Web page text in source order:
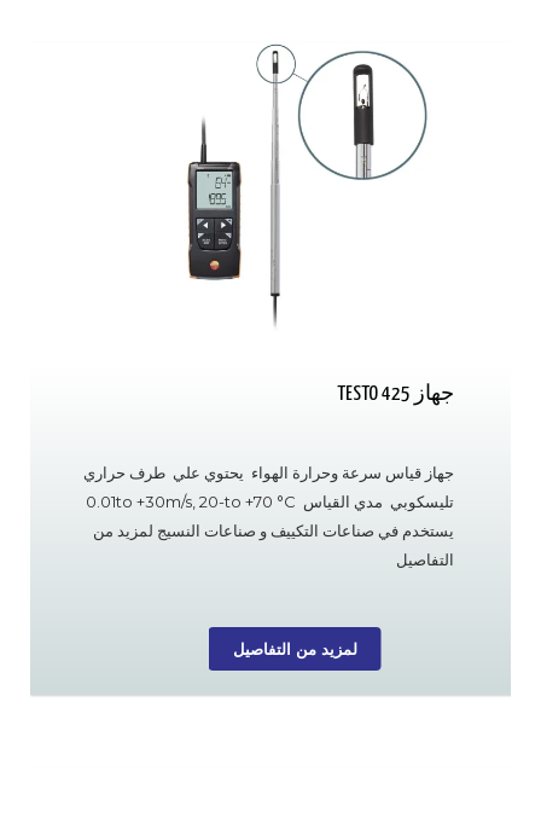
جهاز TESTO 425
جهاز قياس سرعة وحرارة الهواء يحتوي علي طرف حراري
تليسكوبي مدي القياس 0.01to +30m/s, 20-to +70 °C
يستخدم في صناعات التكييف و صناعات النسيج لمزيد من
التفاصيل
لمزيد من التفاصيل